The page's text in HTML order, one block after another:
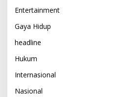
Entertainment
Gaya Hidup
headline
Hukum
Internasional
Nasional